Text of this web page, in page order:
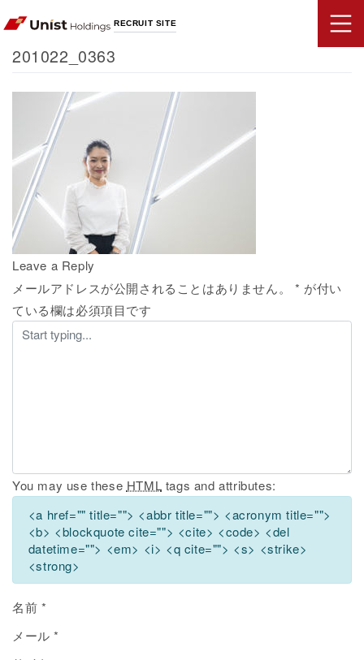
RECRUIT SITE
201022_0363
Leave a Reply
メールアドレスが公開されることはありません。
* が付い
ている欄は必須項目です
You may use these HTML tags and attributes:
<a href="" title=""> <abbr title=""> <acronym title="">
<b> <blockquote cite=""> <cite> <code> <del
datetime=""> <em> <i> <q cite=""> <s> <strike>
<strong>
名前 *
メール*